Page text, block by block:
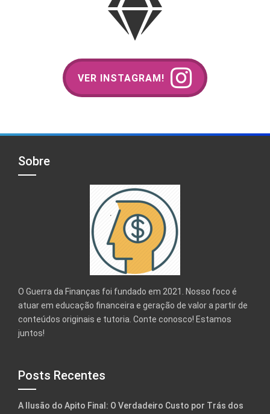
VER INSTAGRAM!
Sobre
O Guerra da Finanças foi fundado em 2021. Nosso foco é
atuar em educação financeira e geração de valor a partir de
conteúdos originais e tutoria. Conte conosco! Estamos
juntos!
Posts Recentes
A Ilusão do Apito Final: O Verdadeiro Custo por Trás dos